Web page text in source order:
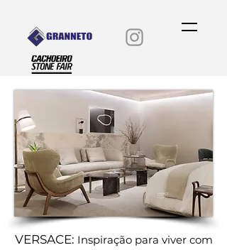
VERSACE: Inspiração para viver com